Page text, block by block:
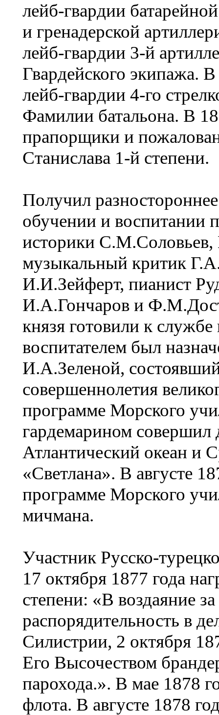
лейб-гвардии
и гренадерской
лейб-гвардии 3-й
Гвардейского экипажа.
лейб-гвардии 4-го
Фамилии батальона. В
прапорщики и
Станислава 1-й степени.
Получил
обучении и воспитании
историки
музыкальный критик
И.И.Зейферт, пианист
И.А.Гончаров и
князя готовили к
воспитателем был
И.А.Зеленой,
совершеннолетия
программе Морского
гардемарином совершил
Атлантический океан и
«Светлана». В августе
программе Морского
мичмана.
Участник Русско-
17 октября 1877 года
степени: «В воздаяние
распорядительность в
Силистрии, 2 октября
Его Высочеством
парохода.». В мае 1878
флота. В августе 1878